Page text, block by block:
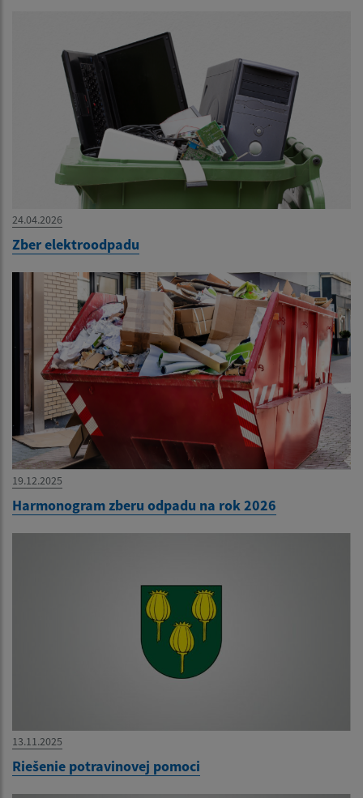
24.04.2026
Zber elektroodpadu
19.12.2025
Harmonogram zberu odpadu na rok 2026
13.11.2025
Riešenie potravinovej pomoci